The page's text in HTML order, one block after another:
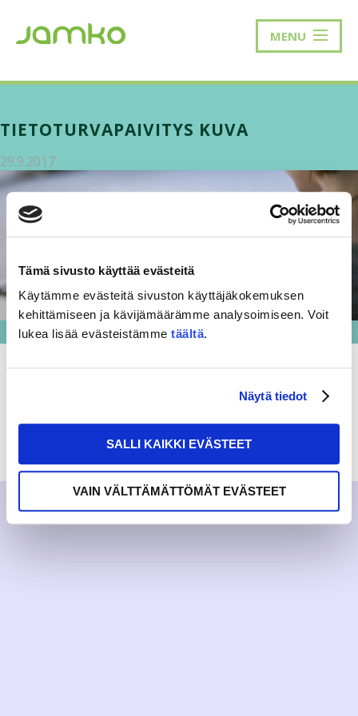
Tämä sivusto käyttää evästeitä
Käytämme evästeitä sivuston käyttäjäkokemuksen
kehittämiseen ja kävijämäärämme analysoimiseen. Voit
lukea lisää evästeistämme täältä.
Näytä tiedot
SALLI KAIKKI EVÄSTEET
VAIN VÄLTTÄMÄTTÖMÄT EVÄSTEET
MENU
TIETOTURVAPAIVITYS KUVA
29.9.2017
RAKKAUDELLA,MEOM